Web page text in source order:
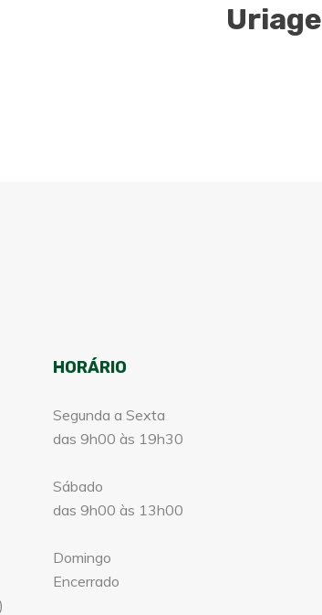
Uriage
HORÁRIO
Segunda a Sexta
das 9h00 às 19h30
Sábado
das 9h00 às 13h00
Domingo
Encerrado